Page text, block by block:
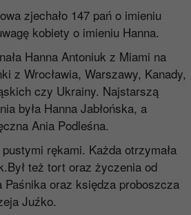
zjechało 147 pań o imieniu
kobiety o imieniu Hanna.
Hanna Antoniuk z Miami na
z Wrocławia, Warszawy, Kanady,
czy Ukrainy. Najstarszą
była Hanna Jabłońska, a
Ania Podleśna.
rękami. Każda otrzymała
też tort oraz życzenia od
oraz księdza proboszcza
Juźko.